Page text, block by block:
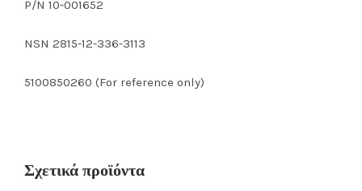
P/N 10-001652
NSN 2815-12-336-3113
5100850260 (For reference only)
Σχετικά προϊόντα